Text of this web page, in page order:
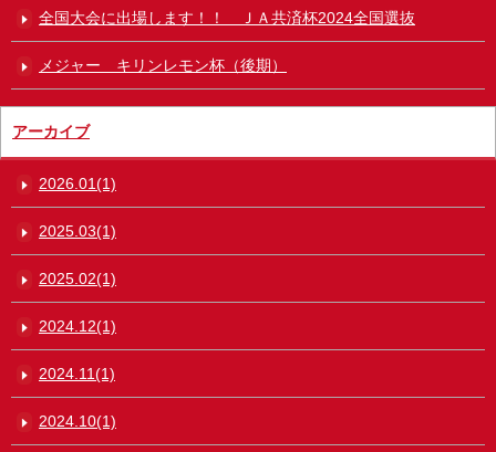
全国大会に出場します！！ ＪＡ共済杯2024全国選抜
メジャー キリンレモン杯（後期）
アーカイブ
2026.01(1)
2025.03(1)
2025.02(1)
2024.12(1)
2024.11(1)
2024.10(1)